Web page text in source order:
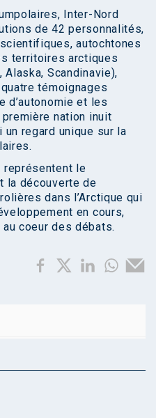
Inter-Nord
de 42 personnalités,
autochtones
territoires arctiques
Alaska, Scandinavie),
témoignages
d’autonomie et les
nation inuit
un regard unique sur la
représentent le
la découverte de
dans l’Arctique qui
en cours,
coeur des débats.